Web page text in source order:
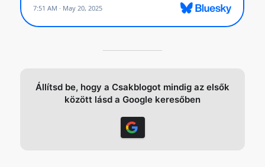
Állítsd be, hogy a Csakblogot mindig az elsők
között lásd a Google keresőben